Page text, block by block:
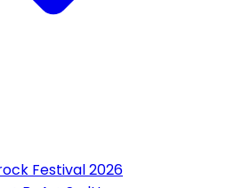
Festival 2026